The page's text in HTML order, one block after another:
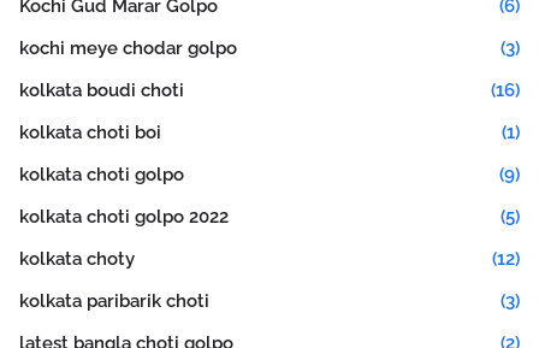
Kochi Gud Marar Golpo
(6)
kochi meye chodar golpo
(3)
kolkata boudi choti
(16)
kolkata choti boi
(1)
kolkata choti golpo
(9)
kolkata choti golpo 2022
(5)
kolkata choty
(12)
kolkata paribarik choti
(3)
latest bangla choti golpo
(2)